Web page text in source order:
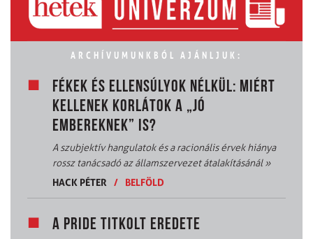
ARCHÍVUMUNKBÓL AJÁNLJUK:
FÉKEK ÉS ELLENSÚLYOK NÉLKÜL: MIÉRT
KELLENEK KORLÁTOK A „JÓ
EMBEREKNEK” IS?
A szubjektív hangulatok és a racionális érvek hiánya
rossz tanácsadó az államszervezet átalakításánál»
HACK PÉTER
/ BELFÖLD
A PRIDE TITKOLT EREDETE